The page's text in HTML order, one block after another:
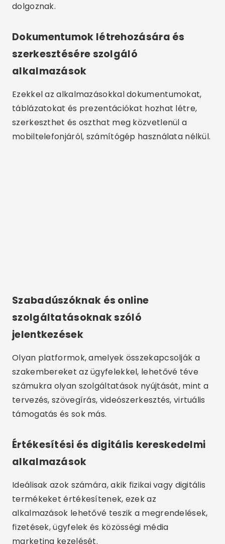
dolgoznak.
Dokumentumok létrehozására és
szerkesztésére szolgáló
alkalmazások
Ezekkel az alkalmazásokkal dokumentumokat,
táblázatokat és prezentációkat hozhat létre,
szerkeszthet és oszthat meg közvetlenül a
mobiltelefonjáról, számítógép használata nélkül.
Szabadúszóknak és online
szolgáltatásoknak szóló
jelentkezések
Olyan platformok, amelyek összekapcsolják a
szakembereket az ügyfelekkel, lehetővé téve
számukra olyan szolgáltatások nyújtását, mint a
tervezés, szövegírás, videószerkesztés, virtuális
támogatás és sok más.
Értékesítési és digitális kereskedelmi
alkalmazások
Ideálisak azok számára, akik fizikai vagy digitális
termékeket értékesítenek, ezek az
alkalmazások lehetővé teszik a megrendelések,
fizetések, ügyfelek és közösségi média
marketing kezelését.